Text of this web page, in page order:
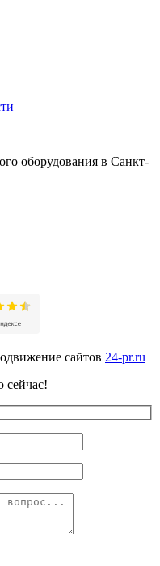
оборудования в Санкт-
сайтов 24-pr.ru
сейчас!